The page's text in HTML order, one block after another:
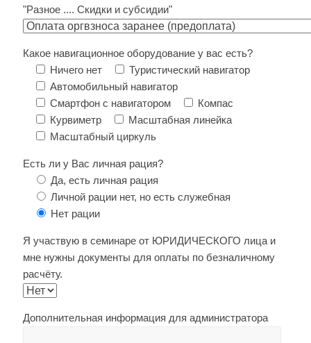
"Разное .... Скидки и субсидии"
Какое навигационное оборудование у вас есть?
Ничего нет
Туристический навигатор
Автомобильный навигатор
Смартфон с навигатором
Компас
Курвиметр
Масштабная линейка
Масштабный циркуль
Есть ли у Вас личная рация?
Да, есть личная рация
Личной рации нет, но есть служебная
Нет рации
Я участвую в семинаре от ЮРИДИЧЕСКОГО лица и
мне нужны документы для оплаты по безналичному
расчёту.
Дополнительная информация для администратора